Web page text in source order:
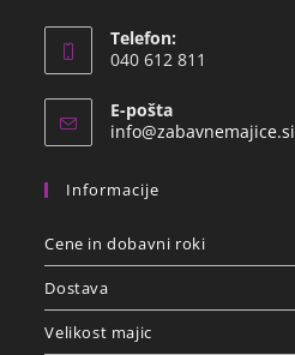
Telefon:
040 612 811
E-pošta
info@zabavnemajice.si
Informacije
Cene in dobavni roki
Dostava
Velikost majic